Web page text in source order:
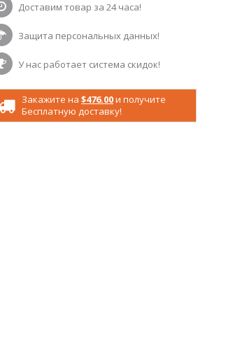
Доставим товар за 24 часа!
Защита персональных данных!
У нас работает система скидок!
Закажите на $476.00и получите
Бесплатную доставку!